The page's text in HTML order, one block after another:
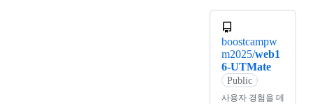
boostcampw
m2025/web1
6-UTMate
Public
사용자 경험을 데